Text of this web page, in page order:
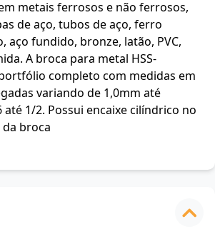
metais ferrosos e não ferrosos,
de aço, tubos de aço, ferro
aço fundido, bronze, latão, PVC,
A broca para metal HSS-
completo com medidas em
variando de 1,0mm até
até 1/2. Possui encaixe cilíndrico no
broca